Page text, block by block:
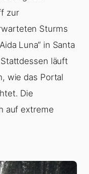
zur
Sturms
Luna“ in Santa
läuft
wie das Portal
Die
auf extreme